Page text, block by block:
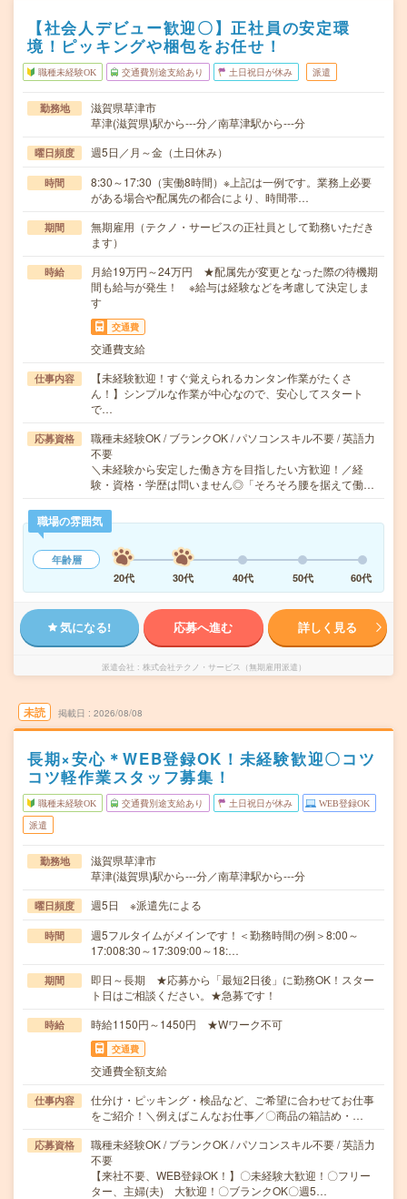
【社会人デビュー歓迎〇】正社員の安定環
境！ピッキングや梱包をお任せ！
職種未経験OK 交通費別途支給あり 土日祝日が休み 派遣
勤務地
滋賀県草津市
草津(滋賀県)駅から---分／南草津駅から---分
曜日頻度 週5日／月～金（土日休み）
時間
8:30～17:30（実働8時間）※上記は一例です。業務上必要
がある場合や配属先の都合により、時間帯…
期間
無期雇用（テクノ・サービスの正社員として勤務いただき
ます）
時給
月給19万円～24万円 ★配属先が変更となった際の待機期
間も給与が発生！ ※給与は経験などを考慮して決定しま
す
交通費
交通費支給
仕事内容
【未経験歓迎！すぐ覚えられるカンタン作業がたくさ
ん！】シンプルな作業が中心なので、安心してスタート
で…
応募資格
職種未経験OK / ブランクOK / パソコンスキル不要 / 英語力
不要
＼未経験から安定した働き方を目指したい方歓迎！／経
験・資格・学歴は問いません◎「そろそろ腰を据えて働…
職場の雰囲気
年齢層
20代
30代 40代 50代 60代
気になる! 応募へ進む 詳しく見る
派遣会社 株式会社テクノ・サービス（無期雇用派遣）
未読 掲載日 2026/08/08
長期×安心＊WEB登録OK！未経験歓迎〇コツ
コツ軽作業スタッフ募集！
職種未経験OK 交通費別途支給あり 土日祝日が休み WEB登録OK
派遣
勤務地
滋賀県草津市
草津(滋賀県)駅から---分／南草津駅から---分
曜日頻度 週5日 ※派遣先による
時間
週5フルタイムがメインです！＜勤務時間の例＞8:00～
17:008:30～17:309:00～18:…
期間
即日～長期 ★応募から「最短2日後」に勤務OK！スター
ト日はご相談ください。★急募です！
時給 時給1150円～1450円 ★Wワーク不可
交通費
交通費全額支給
仕事内容
仕分け・ピッキング・検品など、ご希望に合わせてお仕事
をご紹介！＼例えばこんなお仕事／〇商品の箱詰め・…
応募資格
職種未経験OK / ブランクOK / パソコンスキル不要 / 英語力
不要
【来社不要、WEB登録OK！】〇未経験大歓迎！〇フリー
ター、主婦(夫) 大歓迎！〇ブランクOK〇週5…